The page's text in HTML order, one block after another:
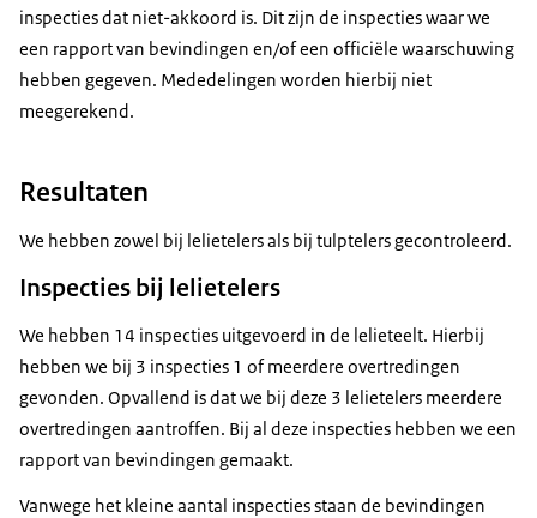
inspecties dat niet-akkoord is. Dit zijn de inspecties waar we
een rapport van bevindingen en/of een officiële waarschuwing
hebben gegeven. Mededelingen worden hierbij niet
meegerekend.
Resultaten
We hebben zowel bij lelietelers als bij tulptelers gecontroleerd.
Inspecties bij lelietelers
We hebben 14 inspecties uitgevoerd in de lelieteelt. Hierbij
hebben we bij 3 inspecties 1 of meerdere overtredingen
gevonden. Opvallend is dat we bij deze 3 lelietelers meerdere
overtredingen aantroffen. Bij al deze inspecties hebben we een
rapport van bevindingen gemaakt.
Vanwege het kleine aantal inspecties staan de bevindingen